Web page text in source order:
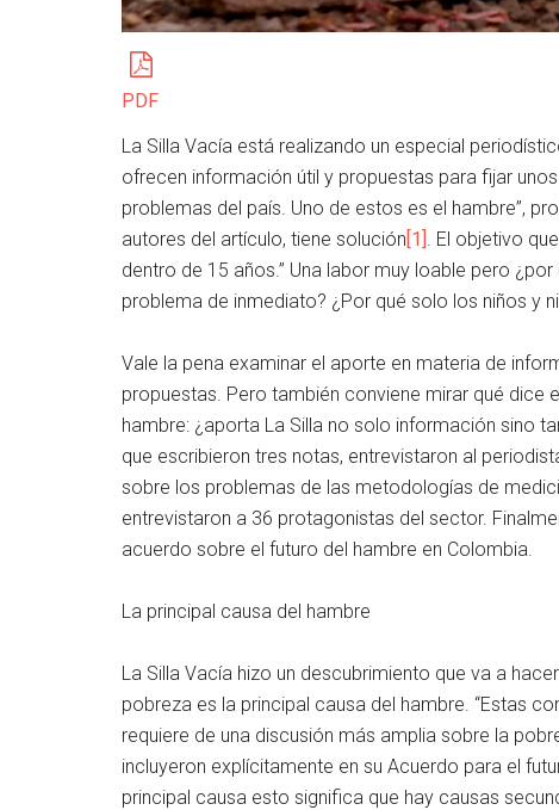
PDF
La Silla Vacía está realizando un especial
ofrecen información útil y propuestas para fijar
problemas del país. Uno de estos es el hambre”,
autores del artículo, tiene solución[1]. El objetivo
dentro de 15 años.” Una labor muy loable pero
problema de inmediato? ¿Por qué solo los niños y
Vale la pena examinar el aporte en materia de
propuestas. Pero también conviene mirar qué
hambre: ¿aporta La Silla no solo información sino
que escribieron tres notas, entrevistaron al
sobre los problemas de las metodologías de
entrevistaron a 36 protagonistas del sector.
acuerdo sobre el futuro del hambre en Colombia.
La principal causa del hambre
La Silla Vacía hizo un descubrimiento que va a
pobreza es la principal causa del hambre. “Estas
requiere de una discusión más amplia sobre la
incluyeron explícitamente en su Acuerdo para el
principal causa esto significa que hay causas